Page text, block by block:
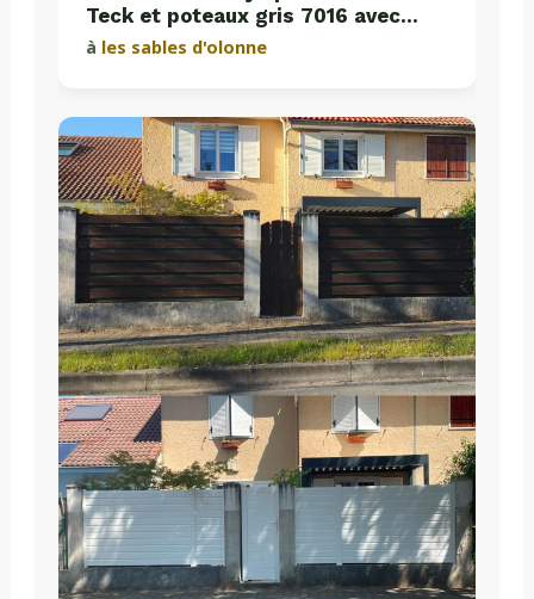
Teck et poteaux gris 7016 avec
plaques de soubassement béton
à les sables d'olonne